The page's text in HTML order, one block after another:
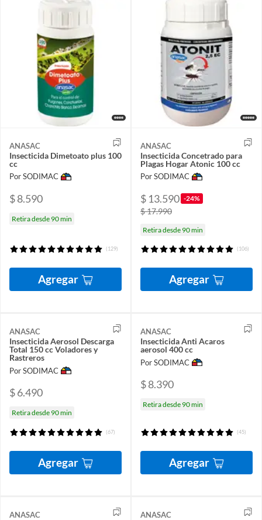
ANASAC
Insecticida Dimetoato plus 100
cc
Por SODIMAC
$ 8.590
Retira desde 90 min
(129)
Agregar
ANASAC
Insecticida Concetrado para
Plagas Hogar Atonic 100 cc
Por SODIMAC
$ 13.590 -24%
$ 17.990
Retira desde 90 min
(106)
Agregar
ANASAC
Insecticida Aerosol Descarga
Total 150 cc Voladores y
Rastreros
Por SODIMAC
$ 6.490
Retira desde 90 min
(67)
Agregar
ANASAC
Insecticida Anti Acaros
aerosol 400 cc
Por SODIMAC
$ 8.390
Retira desde 90 min
(45)
Agregar
ANASAC ANASAC